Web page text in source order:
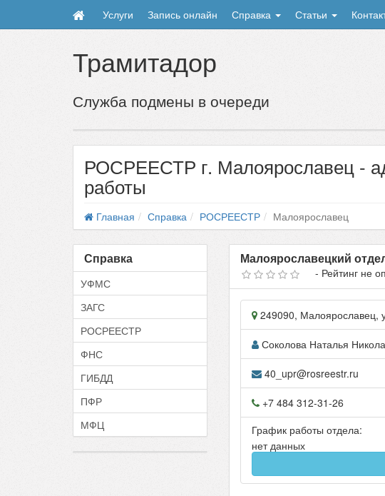
Услуги Запись онлайн Справка Статьи
Трамитадор
Служба подмены в очереди
РОСРЕЕСТР г. Малоярославец -
работы
Главная Справка РОСРЕЕСТР Малоярославец
Справка
УФМС
ЗАГС
РОСРЕЕСТР
ФНС
ГИБДД
ПФР
МФЦ
Малоярославецкий
- Рейтинг не
249090, Малоярославец,
Соколова Наталья
40_upr@rosreestr.ru
+7 484 312-31-26
График работы отдела:
нет данных